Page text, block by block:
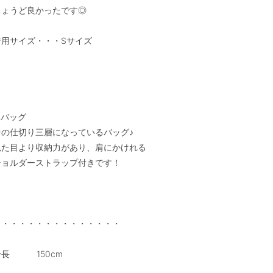
うど良かったです◎
サイズ・・・Sサイズ
ッグ
仕切り三層になっているバッグ♪
目より収納力があり、肩にかけれる
ルダーストラップ付きです！
・・・・・・・・・・・・・
150cm